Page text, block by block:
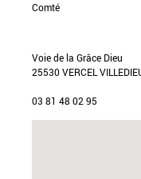
Comté
Voie de la Grâce Dieu
25530 VERCEL
03 81 48 02 95